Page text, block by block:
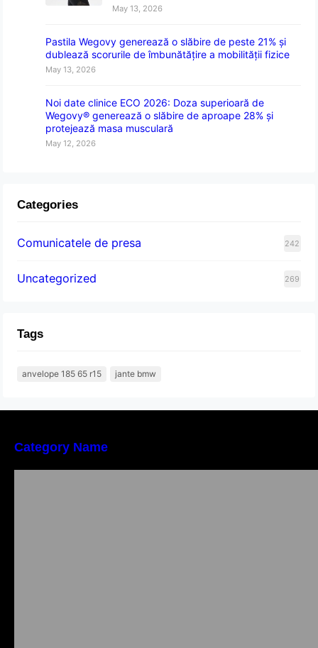
May 13, 2026
Pastila Wegovy generează o slăbire de peste 21% și
dublează scorurile de îmbunătățire a mobilității fizice
May 13, 2026
Noi date clinice ECO 2026: Doza superioară de
Wegovy® generează o slăbire de aproape 28% și
protejează masa musculară
May 12, 2026
Categories
Comunicatele de presa 242
Uncategorized 269
Tags
anvelope 185 65 r15 jante bmw
Category Name